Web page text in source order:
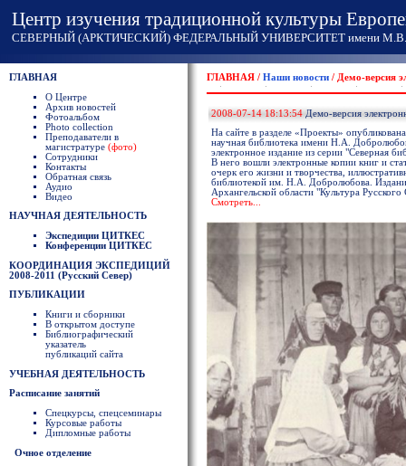
Центр изучения традиционной культуры
СЕВЕРНЫЙ (АРКТИЧЕСКИЙ) ФЕДЕРАЛЬНЫЙ УНИВЕРСИТЕТ имени М.В.
ГЛАВНАЯ
О Центре
Архив новостей
Фотоальбом
Photo collection
Преподаватели в
магистратуре (фото)
Сотрудники
Контакты
Обратная связь
Аудио
Видео
НАУЧНАЯ ДЕЯТЕЛЬНОСТЬ
Экспедиции ЦИТКЕС
Конференции ЦИТКЕС
КООРДИНАЦИЯ ЭКСПЕДИЦИЙ
2008-2011 (Русский Север)
ПУБЛИКАЦИИ
Книги и сборники
В открытом доступе
Библиографический
указатель
публикаций сайта
УЧЕБНАЯ ДЕЯТЕЛЬНОСТЬ
Расписание занятий
Спецкурсы, спецсеминары
Курсовые работы
Дипломные работы
Очное отделение
ГЛАВНАЯ / Наши новости / Демо-версия
2008-07-14 18:13:54 Демо-версия
На сайте в разделе «Проекты»
научная библиотека имени Н.А.
электронное издание из серии "Северная
В него вошли электронные копии книг и
очерк его жизни и творчества,
библиотекой им. Н.А. Добролюбова.
Архангельской области "Культура
Смотреть...